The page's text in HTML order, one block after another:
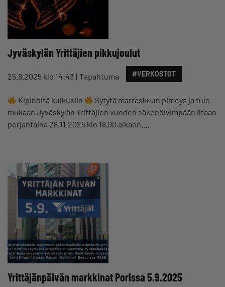
Jyväskylän Yrittäjien pikkujoulut
25.8.2025 klo 14:43 Tapahtuma #VERKOSTOT
Kipinöitä kulkusiin
Sytytä marraskuun pimeys ja tule
mukaan Jyväskylän Yrittäjien vuoden säkenöivimpään iltaan
perjantaina 28.11.2025 klo 18.00 alkaen.…
Yrittäjänpäivän markkinat Porissa 5.9.2025